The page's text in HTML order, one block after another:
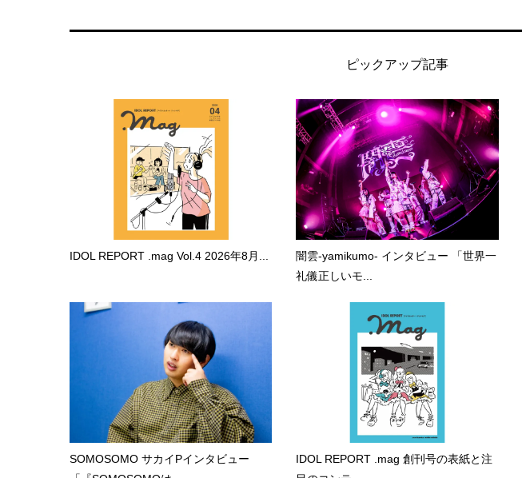
ピックアップ記事
IDOL REPORT .mag Vol.4 2026年8月...
闇雲-yamikumo- インタビュー 「世界一
礼儀正しいモ...
SOMOSOMO サカイPインタビュー
IDOL REPORT .mag 創刊号の表紙と注